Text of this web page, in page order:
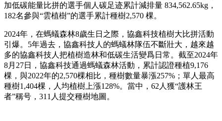
加低碳能量比拼的選手個人碳足迹累計減排量 834,562.65kg，
182名參與“雲植樹”的選手累計種樹2,570 棵。
2024年，在螞蟻森林8歲生日之際，協鑫科技植樹大比拼活動
引爆。5年過去，協鑫科技人的螞蟻林隊伍不斷壯大，越來越
多的協鑫科技人把植樹造林和低碳生活變爲日常。截至2024年
8月27日，協鑫科技通過螞蟻森林活動，累計認證種植9,176
棵，與2022年的2,570棵相比，種樹數量暴漲257%；單人最高
種樹1,404棵，人均植樹上漲128%。當中，62人獲“護林王
者”稱号，311人提交種樹地圖。